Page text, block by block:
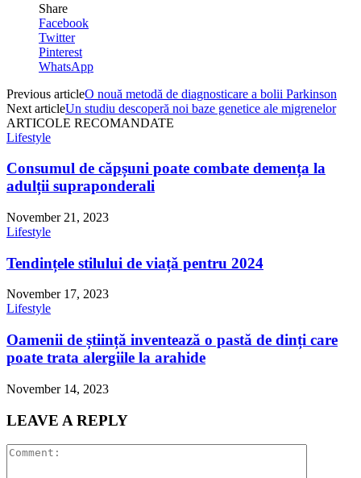
Share
Facebook
Twitter
Pinterest
WhatsApp
Previous articleO nouă metodă de diagnosticare a bolii Parkinson
Next articleUn studiu descoperă noi baze genetice ale migrenelor
ARTICOLE RECOMANDATE
Lifestyle
Consumul de căpșuni poate combate demența la
adulții supraponderali
November 21, 2023
Lifestyle
Tendințele stilului de viață pentru 2024
November 17, 2023
Lifestyle
Oamenii de știință inventează o pastă de dinți care
poate trata alergiile la arahide
November 14, 2023
LEAVE A REPLY